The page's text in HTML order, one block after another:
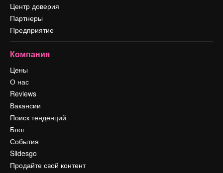
Центр доверия
Партнеры
Предприятие
Компания
Цены
О нас
Reviews
Вакансии
Поиск тенденций
Блог
События
Slidesgo
Продайте свой контент